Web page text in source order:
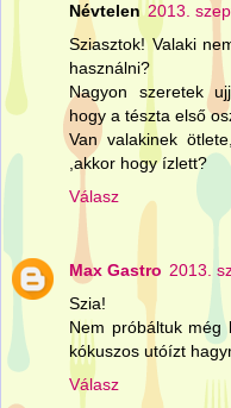
Névtelen 2013.
Sziasztok! Valaki
használni?
Nagyon szeretek
hogy a tészta első
Van valakinek
,akkor hogy ízlett?
Válasz
Max Gastro 2013.
Szia!
Nem próbáltuk még
kókuszos utóízt
Válasz